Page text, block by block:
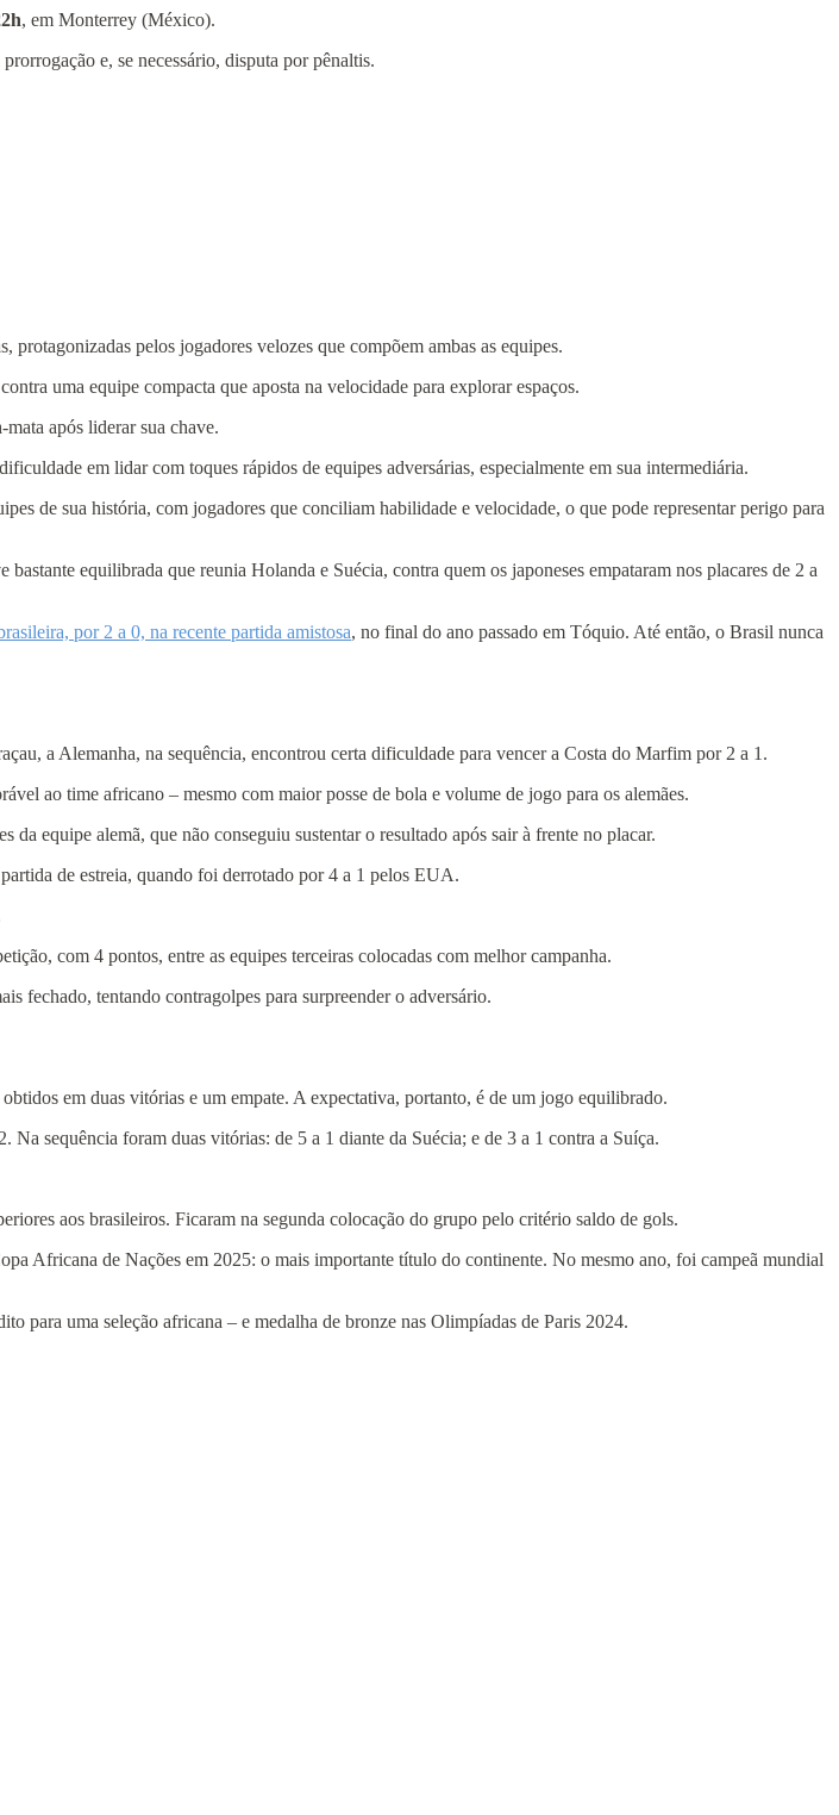
, em Monterrey (México).
e, se necessário, disputa por pênaltis.
pelos jogadores velozes que compõem ambas as equipes.
uma equipe compacta que aposta na velocidade para explorar espaços.
após liderar sua chave.
em lidar com toques rápidos de equipes adversárias, especialmente em sua intermediária.
de sua história, com jogadores que conciliam habilidade e velocidade, o que pode representar perigo para
equilibrada que reunia Holanda e Suécia, contra quem os japoneses empataram nos placares de 2 a
por 2 a 0, na recente partida amistosa, no final do ano passado em Tóquio. Até então, o Brasil nunca
a Alemanha, na sequência, encontrou certa dificuldade para vencer a Costa do Marfim por 2 a 1.
ao time africano – mesmo com maior posse de bola e volume de jogo para os alemães.
equipe alemã, que não conseguiu sustentar o resultado após sair à frente no placar.
de estreia, quando foi derrotado por 4 a 1 pelos EUA.
com 4 pontos, entre as equipes terceiras colocadas com melhor campanha.
fechado, tentando contragolpes para surpreender o adversário.
em duas vitórias e um empate. A expectativa, portanto, é de um jogo equilibrado.
sequência foram duas vitórias: de 5 a 1 diante da Suécia; e de 3 a 1 contra a Suíça.
aos brasileiros. Ficaram na segunda colocação do grupo pelo critério saldo de gols.
Africana de Nações em 2025: o mais importante título do continente. No mesmo ano, foi campeã mundial
para uma seleção africana – e medalha de bronze nas Olimpíadas de Paris 2024.